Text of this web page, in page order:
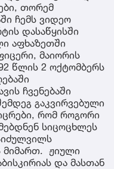
თორემ
ჩემს ვიდეო
დასაწყისში
აფხაზეთში
მაიორის
წლის 2 ოქტომბერს
ჩვენებაში
გაკვირვებული
რომ როგორი
სიცოცხლეს
მიმართ. ჟიული
და მასთან